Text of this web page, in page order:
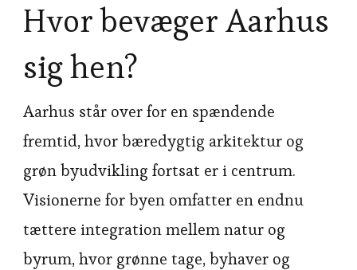
Hvor bevæger Aarhus
sig hen?
Aarhus står over for en spændende
fremtid, hvor bæredygtig arkitektur og
grøn byudvikling fortsat er i centrum.
Visionerne for byen omfatter en endnu
tættere integration mellem natur og
byrum, hvor grønne tage, byhaver og